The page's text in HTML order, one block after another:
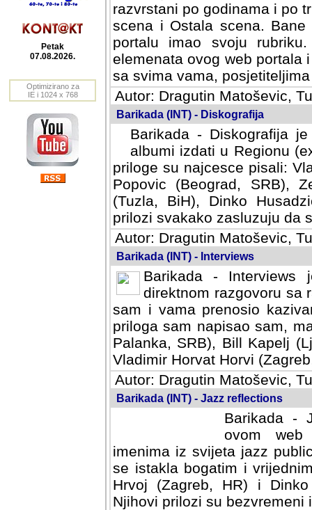
Petak
07.08.2026.
Optimizirano za
IE i 1024 x 768
razvrstani po godinama i po
scena i Ostala scena.
portalu imao svoju
elemenata ovog web portala
sa svima vama,
Autor: Dragutin Matoševic,
Barikada (INT) - Diskografija
Barikada - Diskografija
albumi izdati u Regionu
priloge su najcesce pisali:
Popovic (Beograd, SRB),
(Tuzla, BiH), Dinko
prilozi svakako zasluzuju da
Autor: Dragutin Matoševic,
Barikada (INT) - Interviews
Barikada -
direktnom razgovoru sa
sam i vama prenosio
priloga sam napisao sam,
Palanka, SRB), Bill Kapelj
Vladimir Horvat Horvi
Autor: Dragutin Matoševic,
Barikada (INT) - Jazz reflections
Barikada -
ovom web
imenima iz svijeta jazz
se istakla bogatim i
Hrvoj (Zagreb, HR) i
Njihovi prilozi su bezvremeni